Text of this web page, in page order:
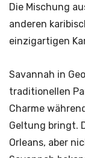
Die Mischung
anderen
einzigartigen
Savannah in
traditionellen
Charme
Geltung bringt.
Orleans, aber